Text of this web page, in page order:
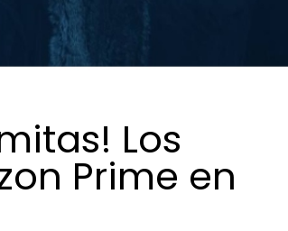
Los
Prime en